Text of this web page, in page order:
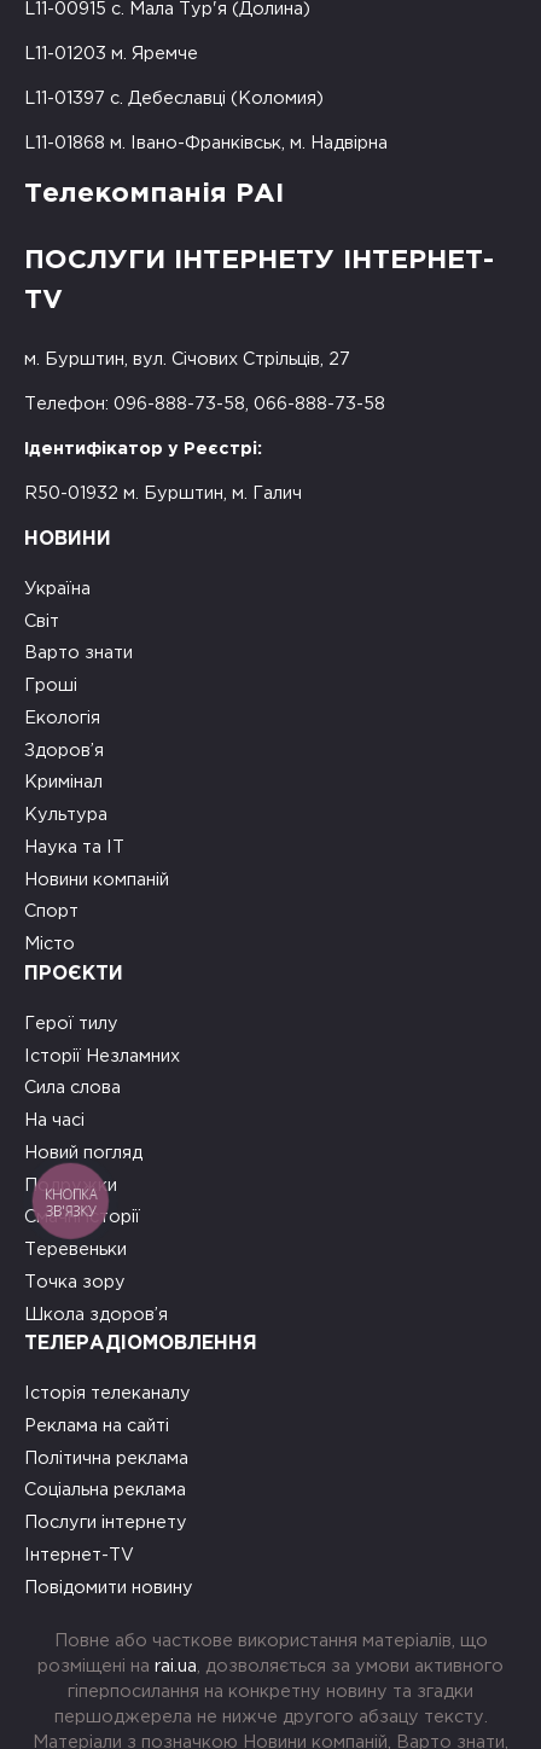
L11-00915 с. Мала Тур'я (Долина)
L11-01203 м. Яремче
L11-01397 с. Дебеславці (Коломия)
L11-01868 м. Івано-Франківськ, м. Надвірна
Телекомпанія РАІ
ПОСЛУГИ ІНТЕРНЕТУ ІНТЕРНЕТ-
TV
м. Бурштин, вул. Січових Стрільців, 27
Телефон: 096-888-73-58, 066-888-73-58
Ідентифікатор у Реєстрі:
R50-01932 м. Бурштин, м. Галич
НОВИНИ
Україна
Світ
Варто знати
Гроші
Екологія
Здоров’я
Кримінал
Культура
Наука та ІТ
Новини компаній
Спорт
Місто
ПРОЄКТИ
Герої тилу
Історії Незламних
Сила слова
На часі
Новий погляд
Подружки
Смачні історії
Теревеньки
Точка зору
Школа здоров’я
ТЕЛЕРАДІОМОВЛЕННЯ
Історія телеканалу
Реклама на сайті
Політична реклама
Соціальна реклама
Послуги інтернету
Інтернет-TV
Повідомити новину
Повне або часткове використання матеріалів, що
розміщені на rai.ua , дозволяється за умови активного
гіперпосилання на конкретну новину та згадки
першоджерела не нижче другого абзацу тексту.
Матеріали з позначкою Новини компаній, Варто знати,
КНОПКА
ЗВ'ЯЗКУ